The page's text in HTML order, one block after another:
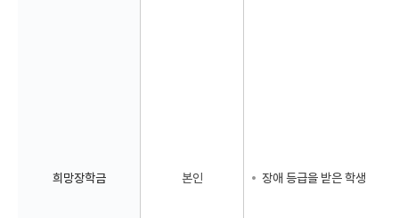
희망장학금 본인 장애 등급을 받은 학생